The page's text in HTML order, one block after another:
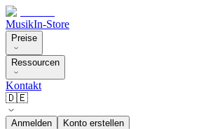
MusikIn-Store
Preise
Ressourcen
Kontakt
🇩🇪
Anmelden Konto erstellen